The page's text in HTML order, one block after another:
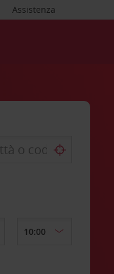
Assistenza